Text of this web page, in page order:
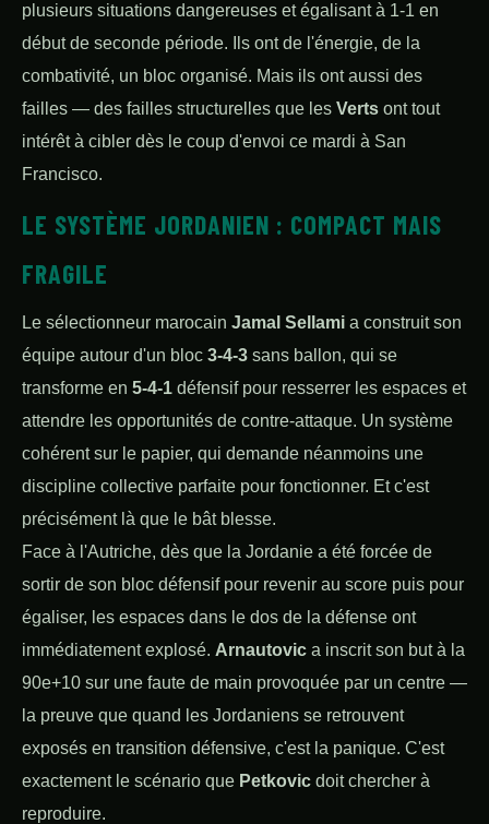
plusieurs situations dangereuses et égalisant à 1-1 en
début de seconde période. Ils ont de l'énergie, de la
combativité, un bloc organisé. Mais ils ont aussi des
failles — des failles structurelles que les Verts ont tout
intérêt à cibler dès le coup d'envoi ce mardi à San
Francisco.
LE SYSTÈME JORDANIEN : COMPACT MAIS
FRAGILE
Le sélectionneur marocain Jamal Sellami a construit son
équipe autour d'un bloc 3-4-3 sans ballon, qui se
transforme en 5-4-1 défensif pour resserrer les espaces et
attendre les opportunités de contre-attaque. Un système
cohérent sur le papier, qui demande néanmoins une
discipline collective parfaite pour fonctionner. Et c'est
précisément là que le bât blesse.
Face à l'Autriche, dès que la Jordanie a été forcée de
sortir de son bloc défensif pour revenir au score puis pour
égaliser, les espaces dans le dos de la défense ont
immédiatement explosé. Arnautovic a inscrit son but à la
90e+10 sur une faute de main provoquée par un centre —
la preuve que quand les Jordaniens se retrouvent
exposés en transition défensive, c'est la panique. C'est
exactement le scénario que Petkovic doit chercher à
reproduire.